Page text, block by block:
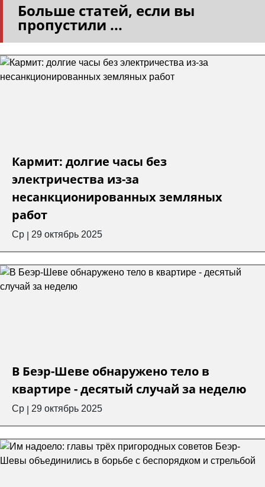
Больше статей, если вы
пропустили ...
Кармит: долгие часы без
электричества из-за
несанкционированных земляных
работ
Ср 29 октябрь 2025
В Беэр-Шеве обнаружено тело в
квартире - десятый случай за неделю
Ср 29 октябрь 2025